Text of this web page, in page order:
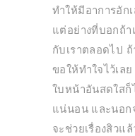
ทำให้มีอาการอัก
แต่อย่างที่บอกถ้า
กับเราตลอดไป
ขอให้ทำใจไว้เล
ใบหน้าอันสดใสก็
แน่นอน และนอก
จะช่วยเรื่องสิวแ